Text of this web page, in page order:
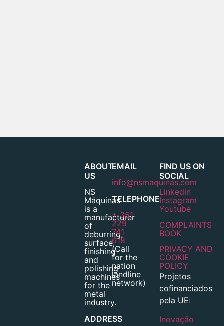
ABOUT
US
NS
Máquinas
is a
manufacturer
of
deburring,
surface
finishing
and
polishing
machines
for the
metal
industry.
ADDRESS
EMAIL
info@nsmaquinas.com
TELEPHONE
+ 351
229
741
618
(Call
for the
nation
landline
network)
FIND US ON
SOCIAL
Linkedin
Instagram
Youtube
COMPLAINTS
BOOK
PRIVACY AND
COOKIE
POLICY
Projetos
cofinanciados
pela UE:
Inovação